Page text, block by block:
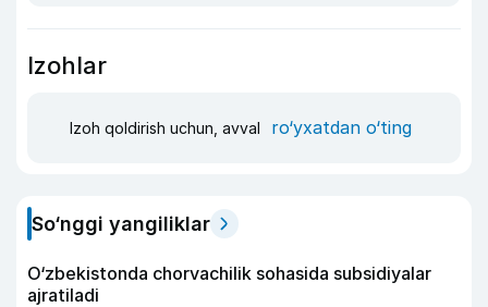
Izohlar
Izoh qoldirish uchun, avval ro‘yxatdan o‘ting
So‘nggi yangiliklar
O‘zbekistonda chorvachilik sohasida subsidiyalar
ajratiladi